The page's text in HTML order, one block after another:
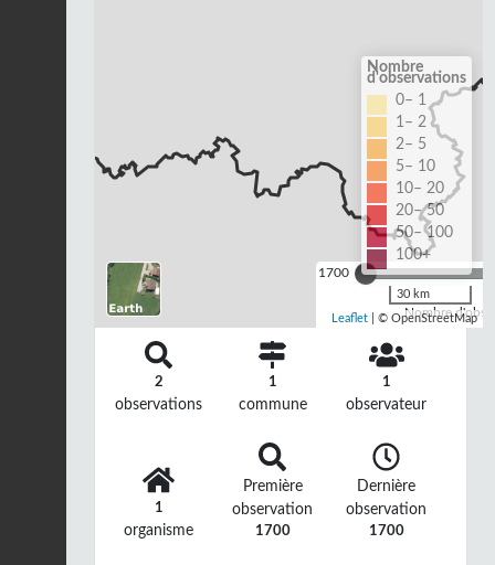
1700
Nombre
Nombre
d'observations
0– 1
1– 2
2– 5
5– 10
10– 20
20– 50
50– 100
100+
30 km
Leaflet | © OpenStreetMap
2
observations
1
commune
1
observateur
1
organisme
Première
observation
1700
Dernière
observation
1700